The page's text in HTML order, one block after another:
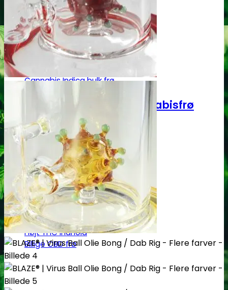
Diverse Cannabis Indica frø
Billige Cannabis Indica frø
Top 10 Cannabis Indica
Cannabis Indica bulk frø
Autoblomstrende Cannabisfrø
Cannabis Indica - Autoblomst
Cannabis Sativa - Autoblomst
Medicinsk Cannabis
Højt CBD indhold
Højt THC indhold
Billige CBD frø